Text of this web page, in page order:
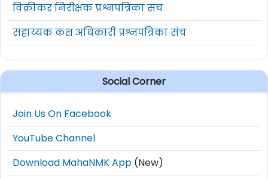
विक्रीकर निरीक्षक प्रश्नपत्रिका संच
सहाय्यक कक्ष अधिकारी प्रश्नपत्रिका संच
Social Corner
Join Us On Facebook
YouTube Channel
Download MahaNMK App (New)